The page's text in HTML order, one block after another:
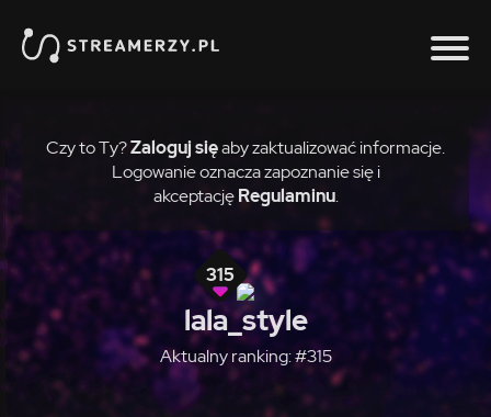
Czy to Ty?Zaloguj sięaby zaktualizować informacje.
Logowanie oznacza zapoznanie się i
akceptację Regulaminu.
315
lala_style
Aktualny ranking: #315